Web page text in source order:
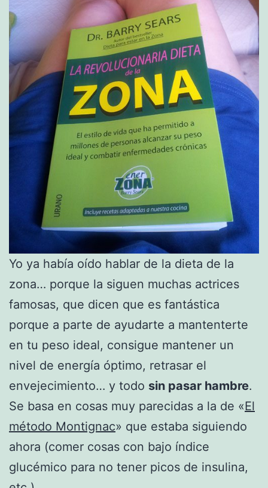
Yo ya había oído hablar de la dieta de la
zona… porque la siguen muchas actrices
famosas, que dicen que es fantástica
porque a parte de ayudarte a mantenterte
en tu peso ideal, consigue mantener un
nivel de energía óptimo, retrasar el
envejecimiento… y todo sin pasar hambre.
Se basa en cosas muy parecidas a la de «El
método Montignac» que estaba siguiendo
ahora (comer cosas con bajo índice
glucémico para no tener picos de insulina,